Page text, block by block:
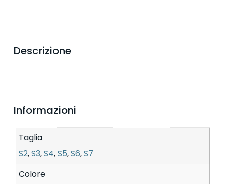
Descrizione
Informazioni
Taglia
S2,S3,S4,S5,S6,S7
Colore